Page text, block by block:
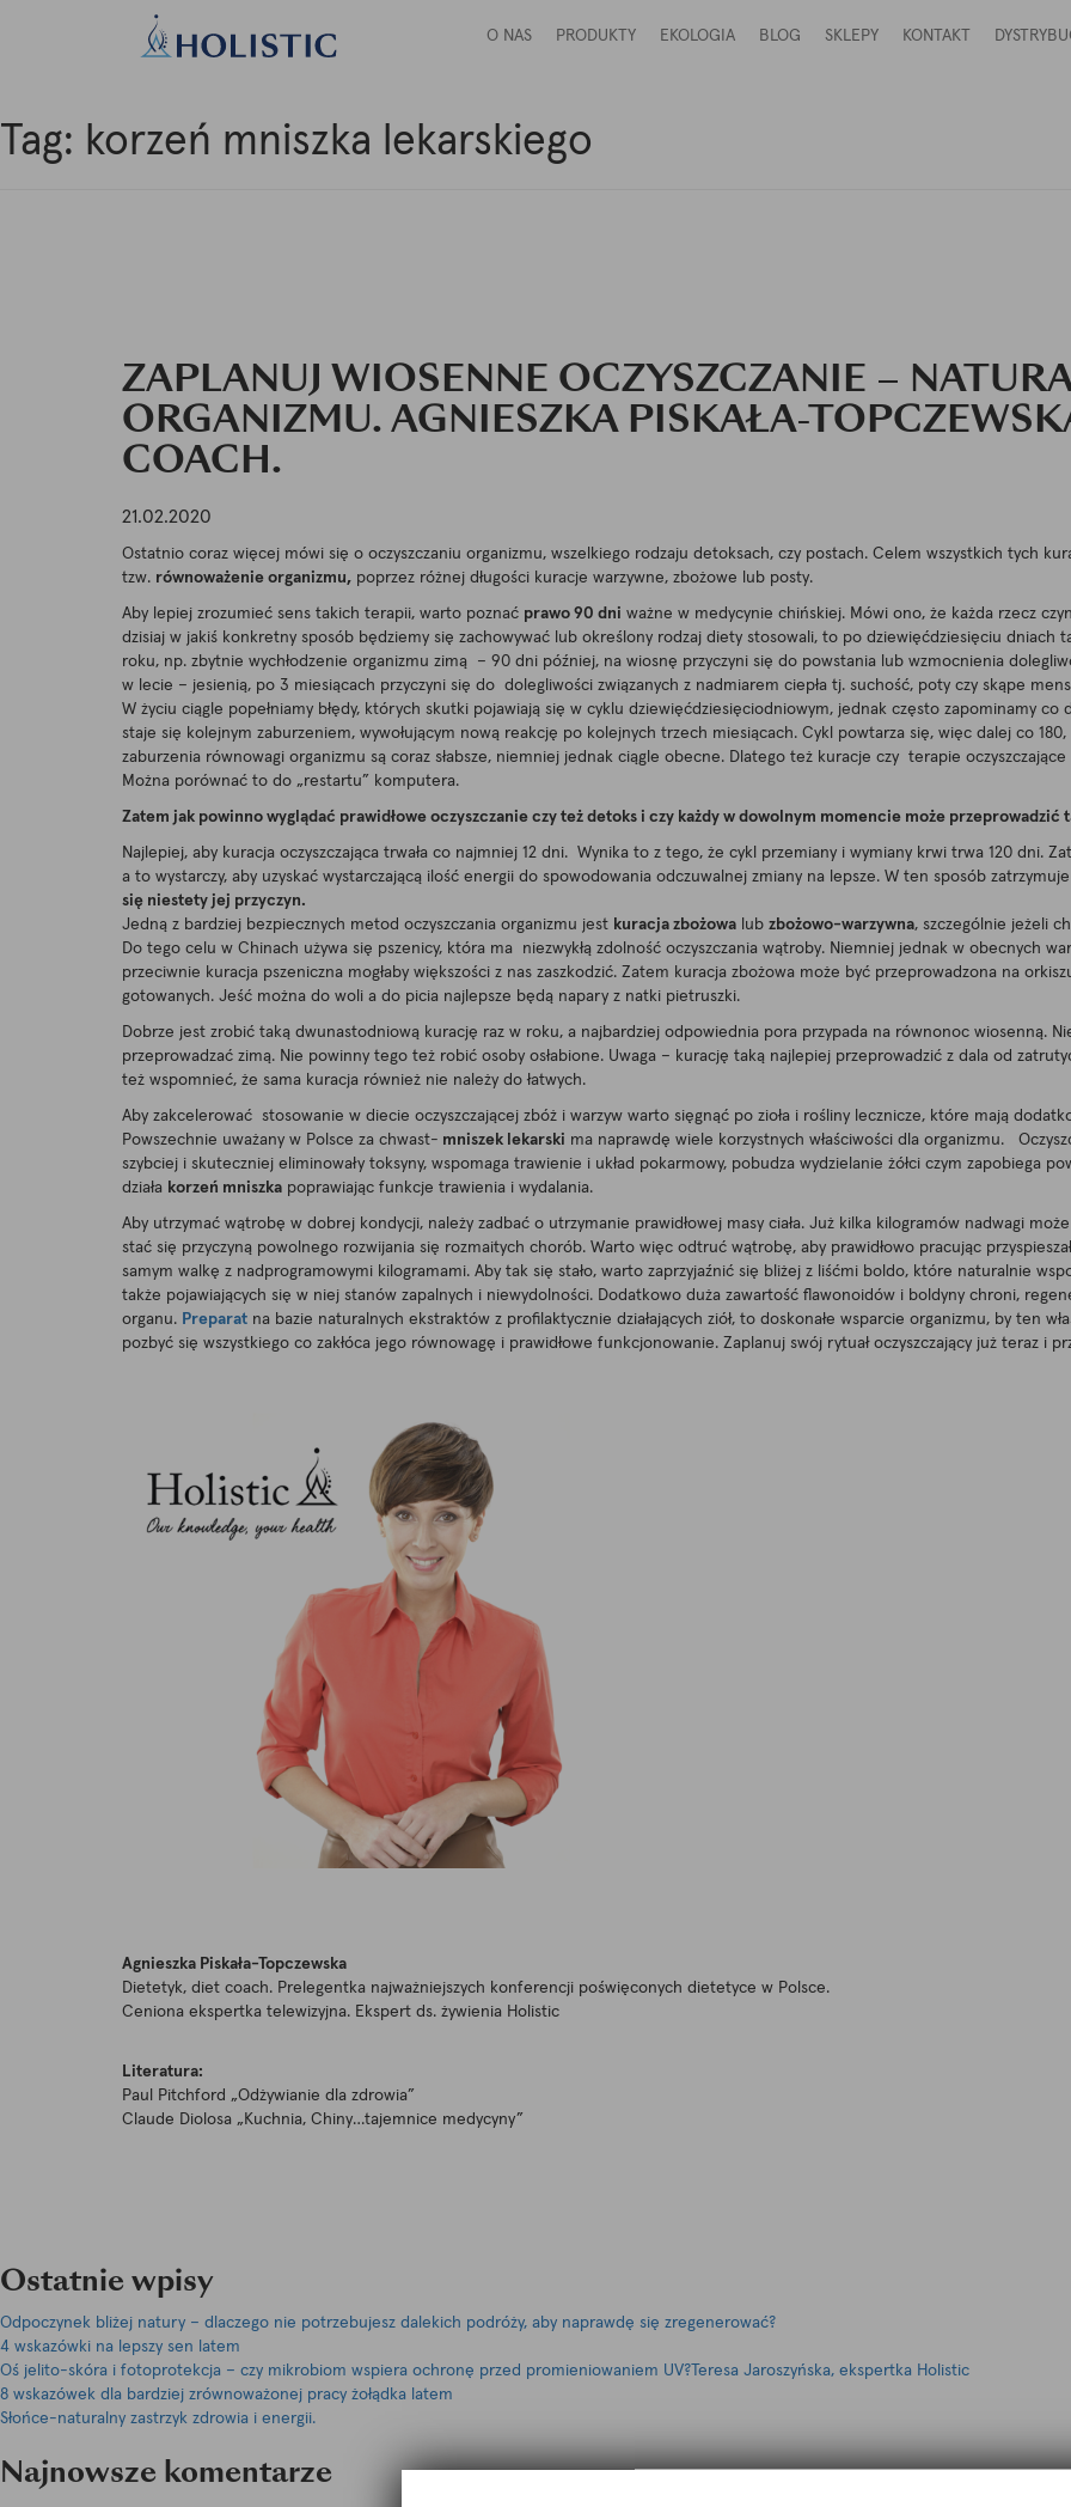
O NAS PRODUKTY EKOLOGIA BLOG SKLEPY KONTAKT
Tag: korzeń mniszka lekarskiego
ZAPLANUJ WIOSENNE OCZYSZCZANIE –
ORGANIZMU. AGNIESZKA PISKAŁA-
COACH.
21.02.2020
Ostatnio coraz więcej mówi się o oczyszczaniu organizmu, wszelkiego rodzaju detoksach, czy postach. Celem wszystkich tych
tzw. równoważenie organizmu, poprzez różnej długości kuracje warzywne, zbożowe lub posty.
Aby lepiej zrozumieć sens takich terapii, warto poznać prawo 90 dni ważne w medycynie chińskiej. Mówi ono, że każda rzecz
dzisiaj w jakiś konkretny sposób będziemy się zachowywać lub określony rodzaj diety stosowali, to po dziewięćdziesięciu
roku, np. zbytnie wychłodzenie organizmu zimą – 90 dni później, na wiosnę przyczyni się do powstania lub wzmocnienia
w lecie – jesienią, po 3 miesiącach przyczyni się do dolegliwości związanych z nadmiarem ciepła tj. suchość, poty czy skąpe
W życiu ciągle popełniamy błędy, których skutki pojawiają się w cyklu dziewięćdziesięciodniowym, jednak często zapominamy
staje się kolejnym zaburzeniem, wywołującym nową reakcję po kolejnych trzech miesiącach. Cykl powtarza się, więc dalej co
zaburzenia równowagi organizmu są coraz słabsze, niemniej jednak ciągle obecne. Dlatego też kuracje czy terapie
Można porównać to do „restartu” komputera.
Zatem jak powinno wyglądać prawidłowe oczyszczanie czy też detoks i czy każdy w dowolnym momencie może przeprowadzić
Najlepiej, aby kuracja oczyszczająca trwała co najmniej 12 dni. Wynika to z tego, że cykl przemiany i wymiany krwi trwa 120 dni.
a to wystarczy, aby uzyskać wystarczającą ilość energii do spowodowania odczuwalnej zmiany na lepsze. W ten sposób
się niestety jej przyczyn.
Jedną z bardziej bezpiecznych metod oczyszczania organizmu jest kuracja zbożowa lub zbożowo-warzywna, szczególnie jeżeli
Do tego celu w Chinach używa się pszenicy, która ma niezwykłą zdolność oczyszczania wątroby. Niemniej jednak w obecnych
przeciwnie kuracja pszeniczna mogłaby większości z nas zaszkodzić. Zatem kuracja zbożowa może być przeprowadzona na
gotowanych. Jeść można do woli a do picia najlepsze będą napary z natki pietruszki.
Dobrze jest zrobić taką dwunastodniową kurację raz w roku, a najbardziej odpowiednia pora przypada na równonoc wiosenną.
przeprowadzać zimą. Nie powinny tego też robić osoby osłabione. Uwaga – kurację taką najlepiej przeprowadzić z dala od
też wspomnieć, że sama kuracja również nie należy do łatwych.
Aby zakcelerować stosowanie w diecie oczyszczającej zbóż i warzyw warto sięgnąć po zioła i rośliny lecznicze, które mają
Powszechnie uważany w Polsce za chwast- mniszek lekarski ma naprawdę wiele korzystnych właściwości dla organizmu.
szybciej i skuteczniej eliminowały toksyny, wspomaga trawienie i układ pokarmowy, pobudza wydzielanie żółci czym zapobiega
działa korzeń mniszka poprawiając funkcje trawienia i wydalania.
Aby utrzymać wątrobę w dobrej kondycji, należy zadbać o utrzymanie prawidłowej masy ciała. Już kilka kilogramów nadwagi
stać się przyczyną powolnego rozwijania się rozmaitych chorób. Warto więc odtruć wątrobę, aby prawidłowo pracując
samym walkę z nadprogramowymi kilogramami. Aby tak się stało, warto zaprzyjaźnić się bliżej z liśćmi boldo, które naturalnie
także pojawiających się w niej stanów zapalnych i niewydolności. Dodatkowo duża zawartość flawonoidów i boldyny chroni,
organu. Preparat na bazie naturalnych ekstraktów z profilaktycznie działających ziół, to doskonałe wsparcie organizmu, by ten
pozbyć się wszystkiego co zakłóca jego równowagę i prawidłowe funkcjonowanie. Zaplanuj swój rytuał oczyszczający już teraz i
Agnieszka Piskała-Topczewska
Dietetyk, diet coach. Prelegentka najważniejszych konferencji poświęconych dietetyce w Polsce.
Ceniona ekspertka telewizyjna. Ekspert ds. żywienia Holistic
Literatura:
Paul Pitchford „Odżywianie dla zdrowia”
Claude Diolosa „Kuchnia, Chiny…tajemnice medycyny”
Ostatnie wpisy
Odpoczynek bliżej natury – dlaczego nie potrzebujesz dalekich podróży, aby naprawdę się zregenerować?
4 wskazówki na lepszy sen latem
Oś jelito-skóra i fotoprotekcja – czy mikrobiom wspiera ochronę przed promieniowaniem UV?Teresa Jaroszyńska, ekspertka Holistic
8 wskazówek dla bardziej zrównoważonej pracy żołądka latem
Słońce-naturalny zastrzyk zdrowia i energii.
Najnowsze komentarze